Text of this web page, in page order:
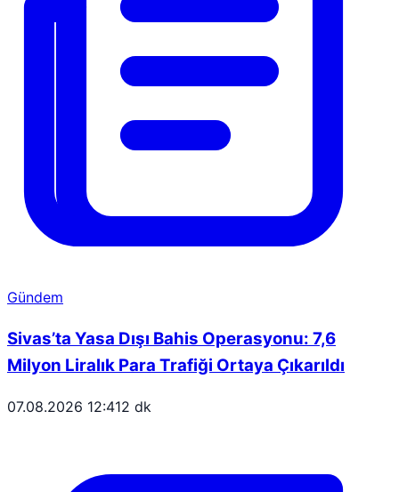
Gündem
Sivas’ta Yasa Dışı Bahis Operasyonu: 7,6
Milyon Liralık Para Trafiği Ortaya Çıkarıldı
07.08.2026 12:412 dk